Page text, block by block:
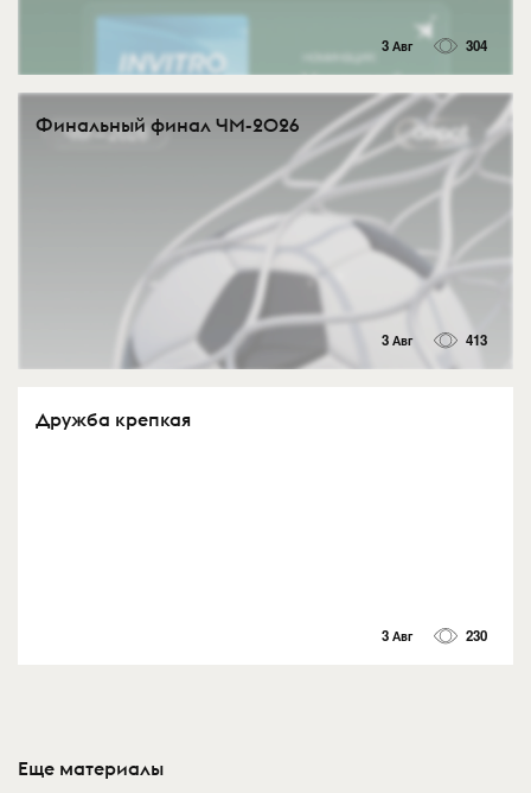
3 Авг 304
Финальный финал ЧМ-2026
3 Авг 413
Дружба крепкая
3 Авг 230
Еще материалы